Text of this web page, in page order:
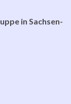
in Sachsen-